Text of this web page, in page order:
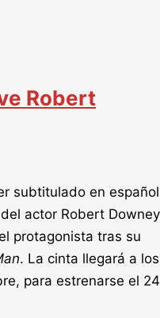
Robert
subtitulado en español
actor Robert Downey
protagonista tras su
. La cinta llegará a los
para estrenarse el 24